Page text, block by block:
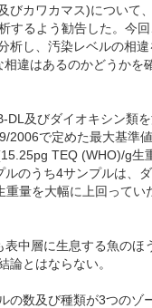
びカワカマス)について
するよう勧告した。今
析し、汚染レベルの相違
違はあるのかどうかを
及びダイオキシン類を
2006で定めた最大基準
TEQ (WHO)/g生
のうち4サンプルは、
量を大幅に上回ってい
中層に生息する魚のほ
論とはならない。
の数及び種類が3つのゾ